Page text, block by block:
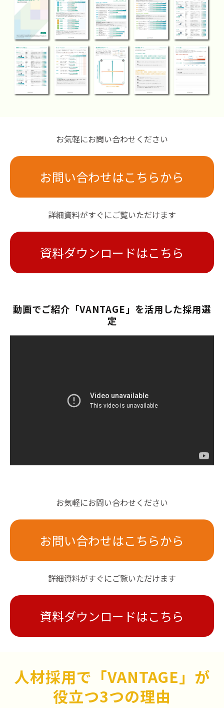
お気軽にお問い合わせください
お問い合わせはこちらから
詳細資料がすぐにご覧いただけます
資料ダウンロードはこちら
動画でご紹介「VANTAGE」を活用した採用選
定
お気軽にお問い合わせください
お問い合わせはこちらから
詳細資料がすぐにご覧いただけます
資料ダウンロードはこちら
人材採用で「VANTAGE」が
役立つ3つの理由